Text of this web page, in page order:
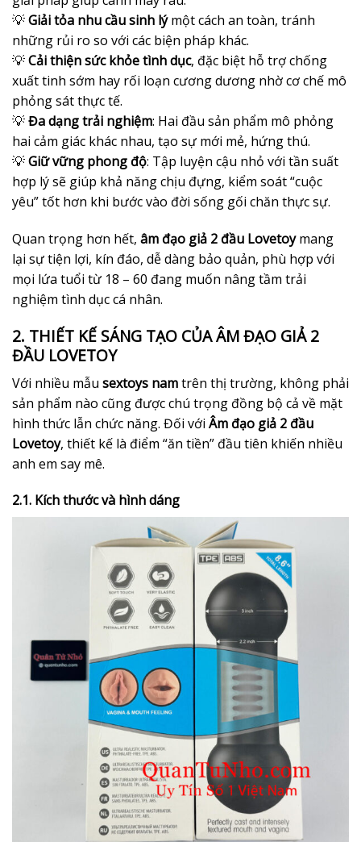
💡Giải tỏa nhu cầu sinh lýmột cách an toàn, tránh
những rủi ro so với các biện pháp khác.
💡Cải thiện sức khỏe tình dục, đặc biệt hỗ trợ chống
xuất tinh sớm hay rối loạn cương dương nhờ cơ chế mô
phỏng sát thực tế.
💡Đa dạng trải nghiệm: Hai đầu sản phẩm mô phỏng
hai cảm giác khác nhau, tạo sự mới mẻ, hứng thú.
💡Giữ vững phong độ: Tập luyện cậu nhỏ với tần suất
hợp lý sẽ giúp khả năng chịu đựng, kiểm soát “cuộc
yêu” tốt hơn khi bước vào đời sống gối chăn thực sự.
Quan trọng hơn hết, âm đạo giả 2 đầu Lovetoymang
lại sự tiện lợi, kín đáo, dễ dàng bảo quản, phù hợp với
mọi lứa tuổi từ 18 – 60 đang muốn nâng tầm trải
nghiệm tình dục cá nhân.
2. THIẾT KẾ SÁNG TẠO CỦA ÂM ĐẠO GIẢ 2
ĐẦU LOVETOY
Với nhiều mẫu sextoys namtrên thị trường, không phải
sản phẩm nào cũng được chú trọng đồng bộ cả về mặt
hình thức lẫn chức năng. Đối với Âm đạo giả 2 đầu
Lovetoy, thiết kế là điểm “ăn tiền” đầu tiên khiến nhiều
anh em say mê.
2.1. Kích thước và hình dáng